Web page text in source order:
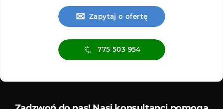
✉ Zapytaj o ofertę
775 503 954